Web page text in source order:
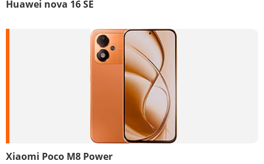
Huawei nova 16 SE
Xiaomi Poco M8 Power